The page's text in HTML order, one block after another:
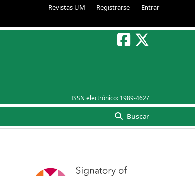
Revistas UM Registrarse Entrar
ISSN electrónico: 1989-4627
Buscar